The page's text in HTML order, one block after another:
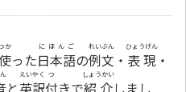
か
った日本語
にほんご
の例文
れいぶん
・ 表現
ひょうげん
・
と英訳
えいやく
付
つ
きで紹介
しょうかい
しまし